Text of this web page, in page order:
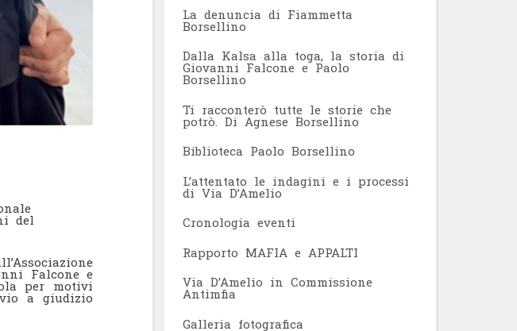
del
Falcone e
per motivi
a giudizio
La denuncia di Fiammetta
Borsellino
Dalla Kalsa alla toga, la storia di
Giovanni Falcone e Paolo
Borsellino
Ti racconterò tutte le storie che
potrò. Di Agnese Borsellino
Biblioteca Paolo Borsellino
L’attentato le indagini e i processi
di Via D’Amelio
Cronologia eventi
Rapporto MAFIA e APPALTI
Via D’Amelio in Commissione
Antimfia
Galleria fotografica